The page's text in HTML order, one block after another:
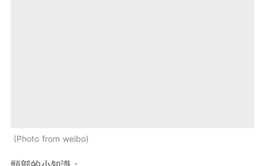
Photo from weibo